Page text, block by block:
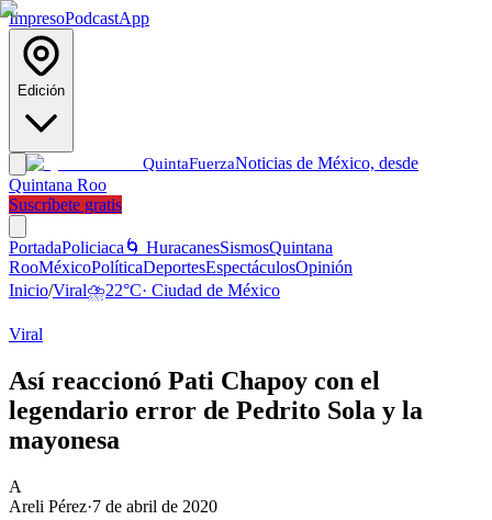
ImpresoPodcastApp
Edición
QuintaFuerzaNoticias de México, desde
Quintana Roo
Suscríbete gratis
PortadaPoliciaca 🌀 HuracanesSismosQuintana
RooMéxicoPolíticaDeportesEspectáculosOpinión
Inicio/Viral⛈️22°C· Ciudad de México
Viral
Así reaccionó Pati Chapoy con el
legendario error de Pedrito Sola y la
mayonesa
A
Areli Pérez·7 de abril de 2020